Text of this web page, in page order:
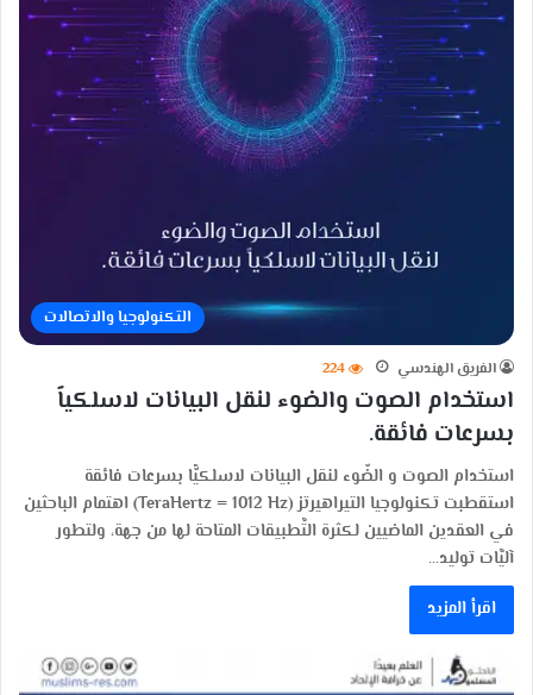
التكنولوجيا والاتصالات
الفريق الهندسي 224
استخدام الصوت والضوء لنقل البيانات لاسلكياً
بسرعات فائقة.
استخدام الصوت و الضّوء لنقل البيانات لاسلكيًّا بسرعات فائقة
استقطبت تكنولوجيا التيراهيرتز (TeraHertz = 1012 Hz) اهتمام الباحثين
في العقدين الماضيين لكثرة التَّطبيقات المتاحة لها من جهة، ولتطور
آليَّات توليد…
اقرأ المزيد